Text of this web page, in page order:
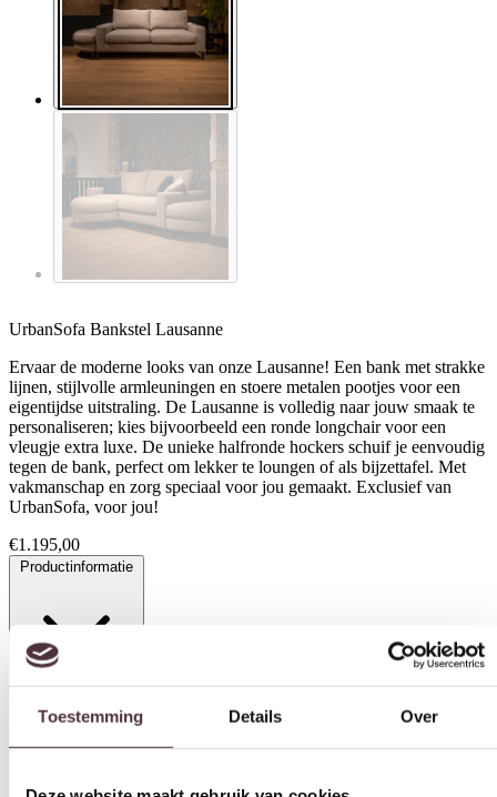
Toestemming Over
UrbanSofa Bankstel Lausanne
Ervaar de moderne looks van onze Lausanne! Een bank met strakke
lijnen, stijlvolle armleuningen en stoere metalen pootjes voor een
eigentijdse uitstraling. De Lausanne is volledig naar jouw smaak te
personaliseren; kies bijvoorbeeld een ronde longchair voor een
vleugje extra luxe. De unieke halfronde hockers schuif je eenvoudig
tegen de bank, perfect om lekker te loungen of als bijzettafel. Met
vakmanschap en zorg speciaal voor jou gemaakt. Exclusief van
UrbanSofa, voor jou!
€1.195,00
Productinformatie
Specificaties